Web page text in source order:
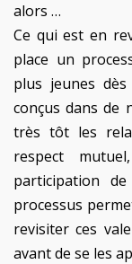
alors …
Ce qui est en
place un
plus jeunes
conçus dans de
très tôt les
respect
participation
processus
revisiter ces
avant de se les